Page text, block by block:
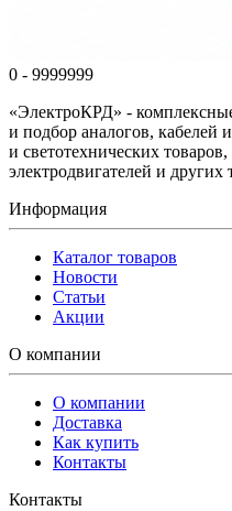
0 - 9999999
«ЭлектроКРД» -
и подбор аналогов, кабелей
и светотехнических
электродвигателей и других
Информация
Каталог товаров
Новости
Статьи
Акции
О компании
О компании
Доставка
Как купить
Контакты
Контакты